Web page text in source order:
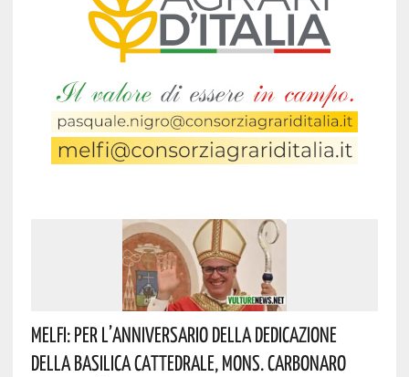
Melfi: Per L’anniversario Della Dedicazione
Della Basilica Cattedrale, Mons. Carbonaro